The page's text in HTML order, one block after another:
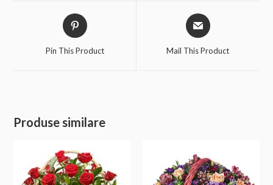
Pin This Product Mail This Product
Produse similare